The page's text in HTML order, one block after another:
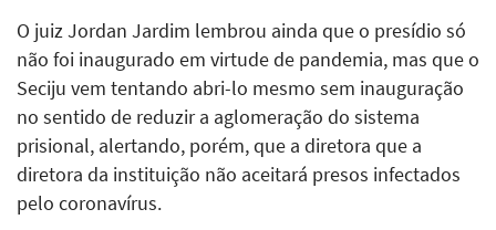
O juiz Jordan Jardim lembrou ainda que o presídio só
não foi inaugurado em virtude de pandemia, mas que o
Seciju vem tentando abri-lo mesmo sem inauguração
no sentido de reduzir a aglomeração do sistema
prisional, alertando, porém, que a diretora que a
diretora da instituição não aceitará presos infectados
pelo coronavírus.